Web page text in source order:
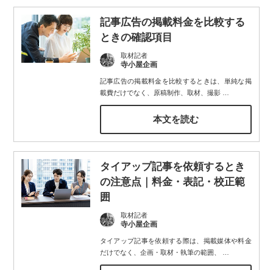
記事広告の掲載料金を比較する
ときの確認項目
取材記者
寺小屋企画
記事広告の掲載料金を比較するときは、単純な掲
載費だけでなく、原稿制作、取材、撮影…
本文を読む
タイアップ記事を依頼するとき
の注意点｜料金・表記・校正範
囲
取材記者
寺小屋企画
タイアップ記事を依頼する際は、掲載媒体や料金
だけでなく、企画・取材・執筆の範囲、